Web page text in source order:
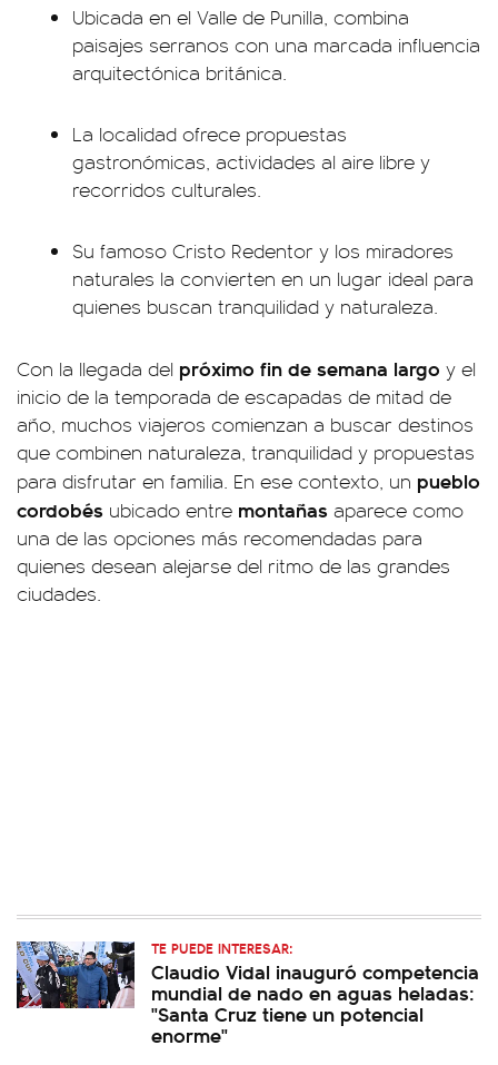
Ubicada en el Valle de Punilla, combina
paisajes serranos con una marcada influencia
arquitectónica británica.
La localidad ofrece propuestas
gastronómicas, actividades al aire libre y
recorridos culturales.
Su famoso Cristo Redentor y los miradores
naturales la convierten en un lugar ideal para
quienes buscan tranquilidad y naturaleza.
Con la llegada del próximo fin de semana largo y el
inicio de la temporada de escapadas de mitad de
año, muchos viajeros comienzan a buscar destinos
que combinen naturaleza, tranquilidad y propuestas
para disfrutar en familia. En ese contexto, un pueblo
cordobés ubicado entre montañas aparece como
una de las opciones más recomendadas para
quienes desean alejarse del ritmo de las grandes
ciudades.
TE PUEDE INTERESAR:
Claudio Vidal inauguró competencia
mundial de nado en aguas heladas:
"Santa Cruz tiene un potencial
enorme"